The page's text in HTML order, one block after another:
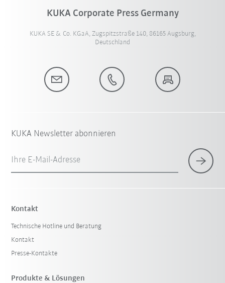
KUKA Corporate Press Germany
KUKA SE & Co. KGaA, Zugspitzstraße 140, 86165 Augsburg,
Deutschland
KUKA Newsletter abonnieren
Ihre E-Mail-Adresse
Kontakt
Technische Hotline und Beratung
Kontakt
Presse-Kontakte
Produkte & Lösungen